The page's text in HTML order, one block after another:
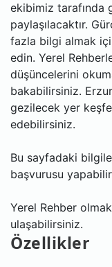
ekibimiz tarafında
paylaşılacaktır.
fazla bilgi almak
edin. Yerel
düşüncelerini
bakabilirsiniz.
gezilecek yer
edebilirsiniz.
Bu sayfadaki
başvurusu
Yerel Rehber
ulaşabilirsiniz.
Özellikler